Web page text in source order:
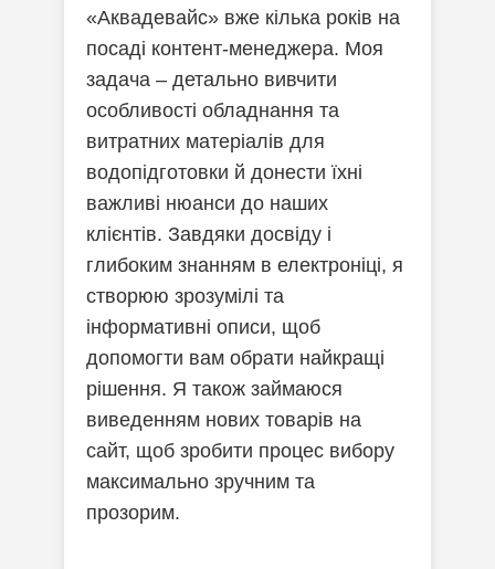
«Аквадевайс» вже кілька років на
посаді контент-менеджера. Моя
задача – детально вивчити
особливості обладнання та
витратних матеріалів для
водопідготовки й донести їхні
важливі нюанси до наших
клієнтів. Завдяки досвіду і
глибоким знанням в електроніці, я
створюю зрозумілі та
інформативні описи, щоб
допомогти вам обрати найкращі
рішення. Я також займаюся
виведенням нових товарів на
сайт, щоб зробити процес вибору
максимально зручним та
прозорим.